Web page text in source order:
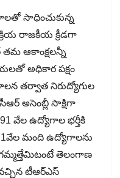
సాధించుకున్న
రాజకీయ క్రీడగా
ఆకాంక్షలన్నీ
అధికార పక్షం
తర్వాత నిరుద్యోగుల
అసెంబ్లీ సాక్షిగా
91 వేల ఉద్యోగాల భర్తీకి
11వేల మంది ఉద్యోగాలను
గమ్మత్తేమిటంటే తెలంగాణ
టీఆర్​ఎస్​